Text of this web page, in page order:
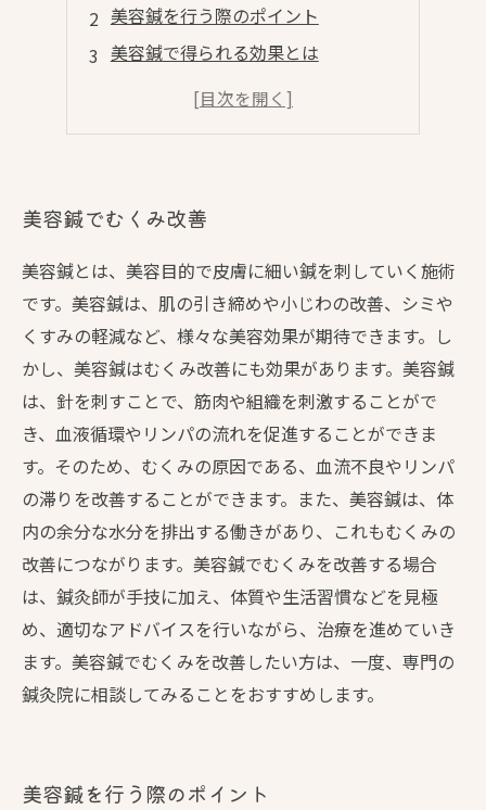
美容鍼を行う際のポイント
美容鍼で得られる効果とは
美容鍼とマッサージの違い
美容鍼でむくみ改善
美容鍼とは、美容目的で皮膚に細い鍼を刺していく施術
です。美容鍼は、肌の引き締めや小じわの改善、シミや
くすみの軽減など、様々な美容効果が期待できます。し
かし、美容鍼はむくみ改善にも効果があります。美容鍼
は、針を刺すことで、筋肉や組織を刺激することがで
き、血液循環やリンパの流れを促進することができま
す。そのため、むくみの原因である、血流不良やリンパ
の滞りを改善することができます。また、美容鍼は、体
内の余分な水分を排出する働きがあり、これもむくみの
改善につながります。美容鍼でむくみを改善する場合
は、鍼灸師が手技に加え、体質や生活習慣などを見極
め、適切なアドバイスを行いながら、治療を進めていき
ます。美容鍼でむくみを改善したい方は、一度、専門の
鍼灸院に相談してみることをおすすめします。
美容鍼を行う際のポイント